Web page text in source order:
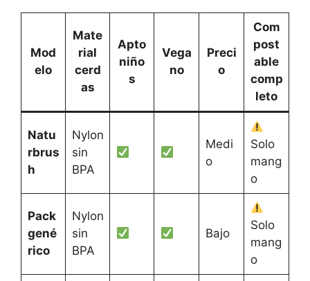
Mod
elo
Mate
rial
cerd
as
Apto
niño
s
Vega
no
Preci
o
Com
post
able
comp
leto
Natu
rbrus
h
Nylon
sin
BPA
Medi
o
Solo
mang
o
Pack
gené
rico
Nylon
sin
BPA
Bajo
Solo
mang
o